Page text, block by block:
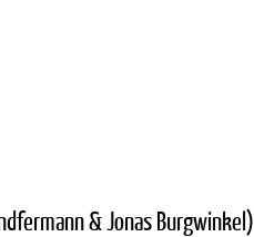
& Jonas Burgwinkel)